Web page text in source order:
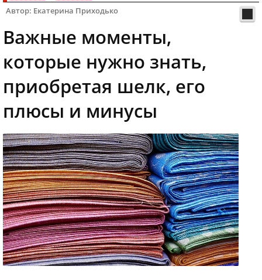
Автор: Екатерина Приходько
Важные моменты,
которые нужно знать,
приобретая шелк, его
плюсы и минусы